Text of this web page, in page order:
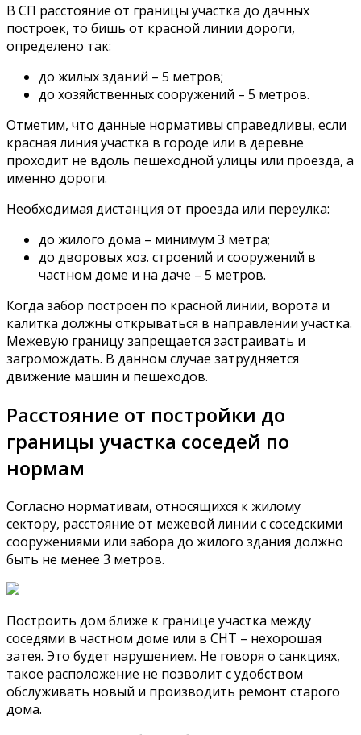
В СП расстояние от границы участка до дачных
построек, то бишь от красной линии дороги,
определено так:
до жилых зданий – 5 метров;
до хозяйственных сооружений – 5 метров.
Отметим, что данные нормативы справедливы, если
красная линия участка в городе или в деревне
проходит не вдоль пешеходной улицы или проезда, а
именно дороги.
Необходимая дистанция от проезда или переулка:
до жилого дома – минимум 3 метра;
до дворовых хоз. строений и сооружений в
частном доме и на даче – 5 метров.
Когда забор построен по красной линии, ворота и
калитка должны открываться в направлении участка.
Межевую границу запрещается застраивать и
загромождать. В данном случае затрудняется
движение машин и пешеходов.
Расстояние от постройки до
границы участка соседей по
нормам
Согласно нормативам, относящихся к жилому
сектору, расстояние от межевой линии с соседскими
сооружениями или забора до жилого здания должно
быть не менее 3 метров.
Построить дом ближе к границе участка между
соседями в частном доме или в СНТ – нехорошая
затея. Это будет нарушением. Не говоря о санкциях,
такое расположение не позволит с удобством
обслуживать новый и производить ремонт старого
дома.